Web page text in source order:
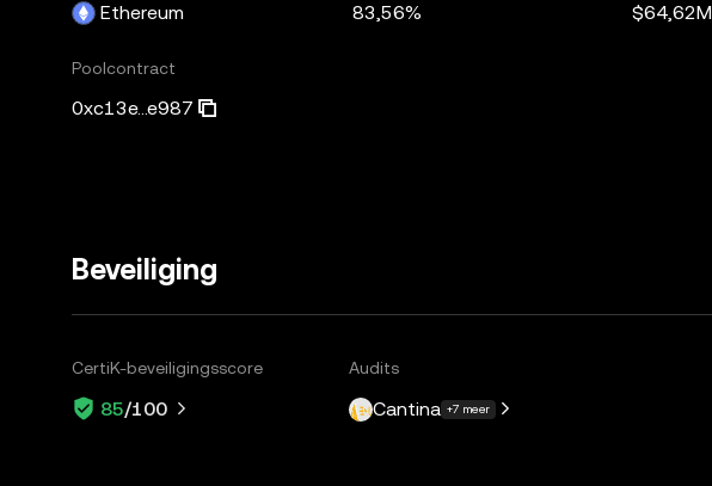
Ethereum 83,56% $64,62M
Poolcontract
0xc13e...e987
Beveiliging
CertiK-beveiligingsscore
85/100
Audits
Cantina +7 meer